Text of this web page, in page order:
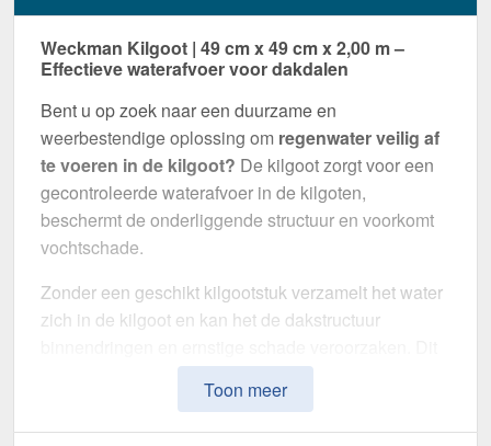
Weckman Kilgoot | 49 cm x 49 cm x 2,00 m –
Effectieve waterafvoer voor dakdalen
Bent u op zoek naar een duurzame en
weerbestendige oplossing om regenwater veilig af
te voeren in de kilgoot? De kilgoot zorgt voor een
gecontroleerde waterafvoer in de kilgoten,
beschermt de onderliggende structuur en voorkomt
vochtschade.
Zonder een geschikt kilgootstuk verzamelt het water
zich in de kilgoot en kan het de dakstructuur
kilgootstuk is speciaal ontwikkeld om
betrouwbare wijze af te voeren
lange termijn te beschermen. Het maakt indruk met
Toon meer